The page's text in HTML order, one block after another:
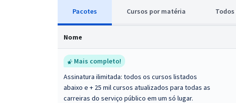
Pacotes Cursos por matéria Todos
Nome
Mais completo!
Assinatura ilimitada: todos os cursos listados
abaixo e + 25 mil cursos atualizados para todas as
carreiras do serviço público em um só lugar.